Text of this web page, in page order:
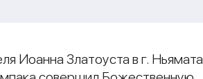
Иоанна Златоуста в г. Ньямата